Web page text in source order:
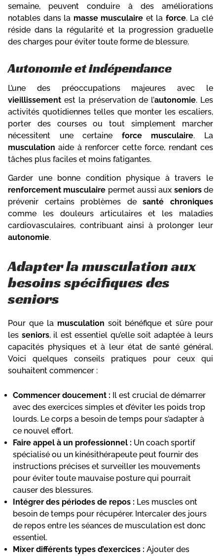
semaine, peuvent conduire à des améliorations
notables dans la masse musculaire et la force. La clé
réside dans la régularité et la progression graduelle
des charges pour éviter toute forme de blessure.
Autonomie et indépendance
L’une des préoccupations majeures avec le
vieillissement est la préservation de l’autonomie. Les
activités quotidiennes telles que monter les escaliers,
porter des courses ou tout simplement marcher
nécessitent une certaine force musculaire. La
musculation aide à renforcer cette force, rendant ces
tâches plus faciles et moins fatigantes.
Garder une bonne condition physique à travers le
renforcement musculaire permet aussi aux seniorsde
prévenir certains problèmes desanté chroniques
comme les douleurs articulaires et les maladies
cardiovasculaires, contribuant ainsi à prolonger leur
autonomie.
Adapter la musculation aux
besoins spécifiques des
seniors
Pour que la musculation soit bénéfique et sûre pour
les seniors, il est essentiel qu’elle soit adaptée à leurs
capacités physiques et à leur état de santé général.
Voici quelques conseils pratiques pour ceux qui
souhaitent commencer :
Commencer doucement : Il est crucial de démarrer
avec des exercices simples et d’éviter les poids trop
lourds. Le corps a besoin de temps pour s’adapter à
ce nouvel effort.
Faire appel à un professionnel : Un coach sportif
spécialisé ou un kinésithérapeute peut fournir des
instructions précises et surveiller les mouvements
pour éviter toute mauvaise posture qui pourrait
causer des blessures.
Intégrer des périodes de repos : Les muscles ont
besoin de temps pour récupérer. Intercaler des jours
de repos entre les séances de musculation est donc
essentiel.
Mixer différents types d’exercices : Ajouter des